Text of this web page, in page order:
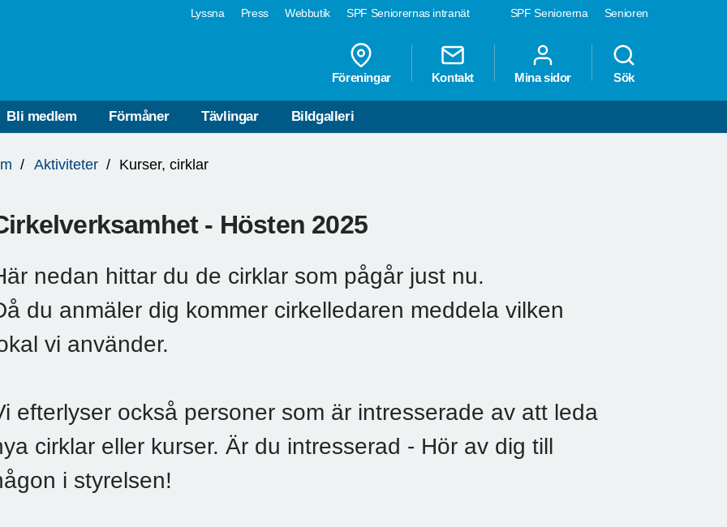
SPF Seniorerna Senioren
Lyssna Press Webbutik SPF Seniorernas intranät
Föreningar Kontakt Mina sidor Sök
Bli medlem Förmåner Tävlingar Bildgalleri
Aktiviteter Kurser, cirklar
- Hösten 2025
nedan hittar du de cirklar som pågår just nu.
du anmäler dig kommer cirkelledaren meddela vilken
vi använder.
efterlyser också personer som är intresserade av att leda
cirklar eller kurser. Är du intresserad - Hör av dig till
i styrelsen!